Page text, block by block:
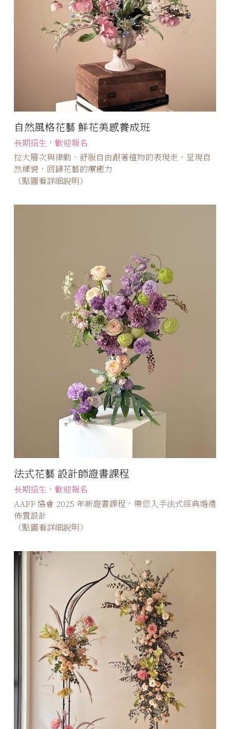
自然風格花藝 鮮花美感養成班
長期招生，歡迎報名
拉大層次與律動，舒服自由跟著植物的表現走，呈現自
然樣貌，回歸花藝的療癒力
（點圖看詳細說明）
法式花藝 設計師證書課程
長期招生，歡迎報名
AAFF 協會 2025 年新證書課程，帶您入手法式經典婚禮
佈置設計
（點圖看詳細說明）